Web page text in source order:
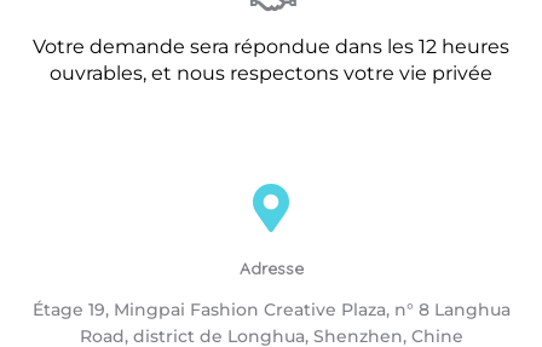
Votre demande sera répondue dans les 12 heures
ouvrables, et nous respectons votre vie privée
Adresse
Étage 19, Mingpai Fashion Creative Plaza, n° 8 Langhua
Road, district de Longhua, Shenzhen, Chine